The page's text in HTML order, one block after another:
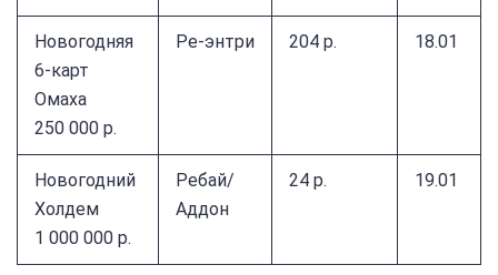
Новогодняя
6-карт
Омаха
250 000 р.
Ре-энтри 204 р. 18.01
Новогодний
Холдем
1 000 000 р.
Ребай/
Аддон
24 р. 19.01